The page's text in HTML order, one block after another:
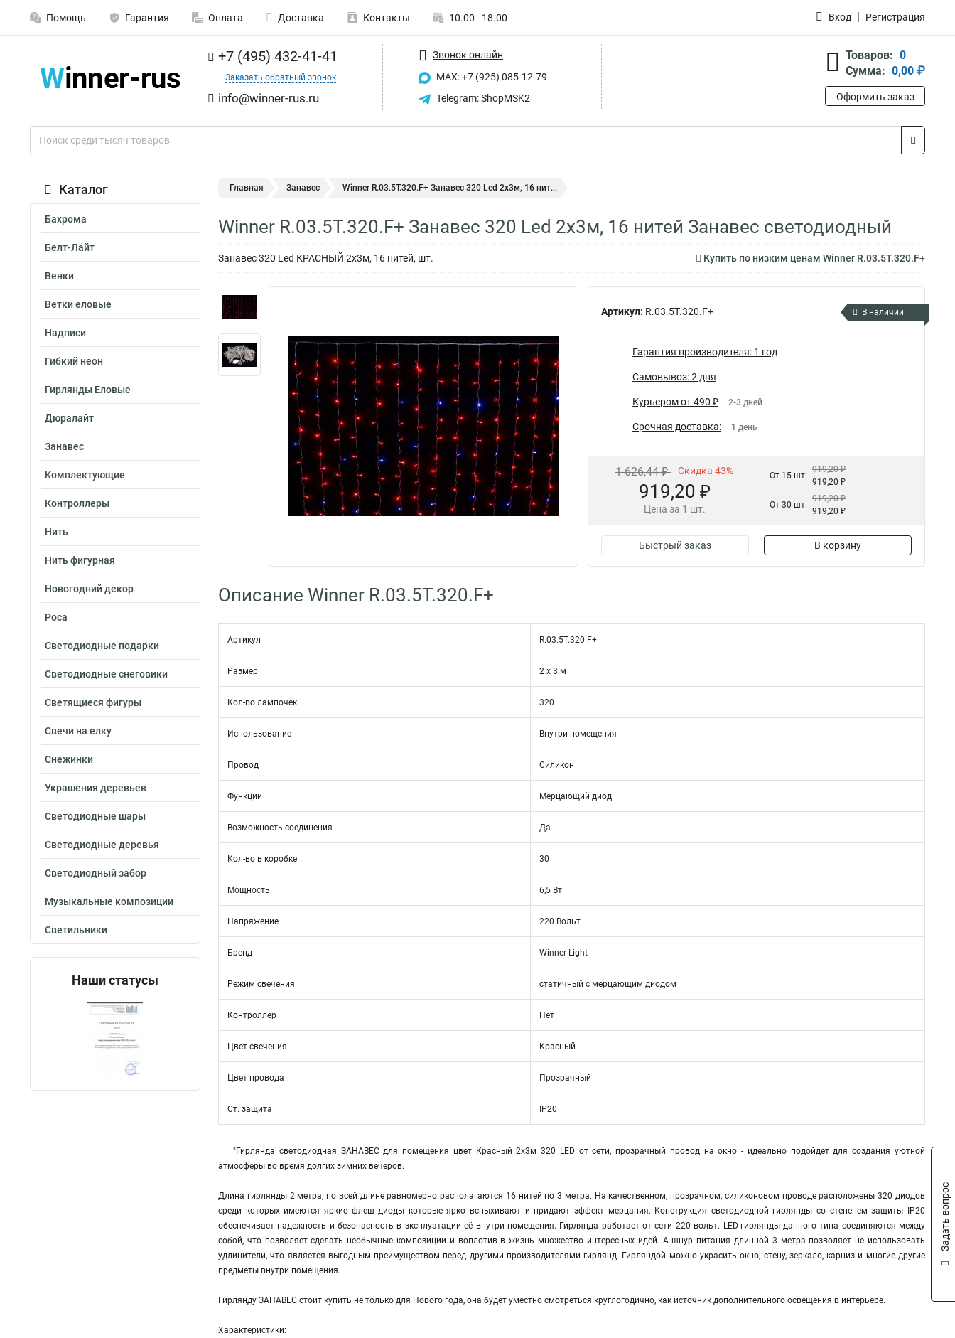
Помощь Гарантия Оплата Доставка Контакты 10.00 - 18.00 Вход Регистрация
+7 (495) 432-41-41
Заказать обратный звонок
info@winner-rus.ru
Звонок онлайн
MAX: +7 (925) 085-12-79
Telegram: ShopMSK2
Товаров: 0
Сумма: 0,00 ₽
Оформить заказ
Каталог
Бахрома
Белт-Лайт
Венки
Ветки еловые
Надписи
Гибкий неон
Гирлянды Еловые
Дюралайт
Занавес
Комплектующие
Контроллеры
Нить
Нить фигурная
Новогодний декор
Роса
Светодиодные подарки
Светодиодные снеговики
Светящиеся фигуры
Свечи на елку
Снежинки
Украшения деревьев
Светодиодные шары
Светодиодные деревья
Светодиодный забор
Музыкальные композиции
Светильники
Наши статусы
Главная Занавес Winner R.03.5T.320.F+ Занавес 320 Led 2х3м, 16 нит...
Winner R.03.5T.320.F+ Занавес 320 Led 2х3м, 16 нитей Занавес светодиодный
Занавес 320 Led КРАСНЫЙ 2х3м, 16 нитей, шт. Купить по низким ценам Winner R.03.5T.320.F+
Артикул: R.03.5T.320.F+ В наличии
Гарантия производителя: 1 год
Самовывоз: 2 дня
Курьером от 490 ₽ 2-3 дней
Срочная доставка: 1 день
1 626,44 ₽ Скидка 43%
919,20 ₽
Цена за 1 шт.
От 15 шт:
919,20 ₽
919,20 ₽
От 30 шт:
919,20 ₽
919,20 ₽
Быстрый заказ В корзину
Описание Winner R.03.5T.320.F+
Артикул R.03.5T.320.F+
Размер 2 х 3 м
Кол-во лампочек 320
Использование Внутри помещения
Провод Силикон
Функции Мерцающий диод
Возможность соединения Да
Кол-во в коробке 30
Мощность 6,5 Вт
Напряжение 220 Вольт
Бренд Winner Light
Режим свечения статичный с мерцающим диодом
Контроллер Нет
Цвет свечения Красный
Цвет провода Прозрачный
Ст. защита IP20
"Гирлянда cветодиодная ЗАНАВЕС для помещения цвет Красный 2х3м 320 LED от сети, прозрачный провод на окно - идеально подойдет для создания уютной
атмосферы во время долгих зимних вечеров.
Длина гирлянды 2 метра, по всей длине равномерно располагаются 16 нитей по 3 метра. На качественном, прозрачном, силиконовом проводе расположены 320 диодов
среди которых имеются яркие флеш диоды которые ярко вспыхивают и придают эффект мерцания. Конструкция светодиодной гирлянды со степенем защиты IP20
обеспечивает надежность и безопасность в эксплуатации её внутри помещения. Гирлянда работает от сети 220 вольт. LED-гирлянды данного типа соединяются между
собой, что позволяет сделать необычные композиции и воплотив в жизнь множество интересных идей. А шнур питания длинной 3 метра позволяет не использовать
удлинители, что является выгодным преимуществом перед другими производителями гирлянд. Гирляндой можно украсить окно, стену, зеркало, карниз и многие другие
предметы внутри помещения.
Гирлянду ЗАНАВЕС стоит купить не только для Нового года, она будет уместно смотреться круглогодично, как источник дополнительного освещения в интерьере.
Характеристики:
Задать вопрос